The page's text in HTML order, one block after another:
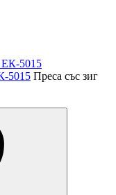
5015 Преса със зиг